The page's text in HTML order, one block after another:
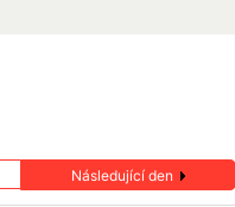
Následující den